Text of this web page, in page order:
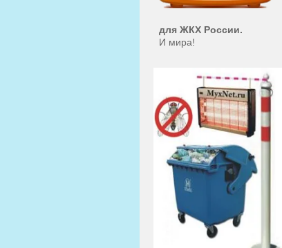
для ЖКХ России.
И мира!